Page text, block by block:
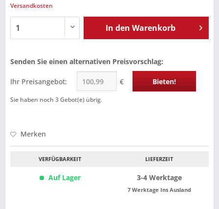
Versandkosten
In den Warenkorb
Senden Sie einen alternativen Preisvorschlag:
Ihr Preisangebot: € Bieten!
Sie haben noch 3Gebot(e) übrig.
Merken
VERFÜGBARKEIT
Auf Lager
LIEFERZEIT
3-4 Werktage
7 Werktage Ins Ausland